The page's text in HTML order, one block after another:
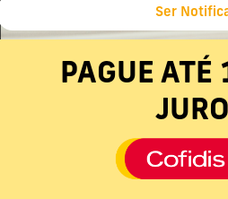
Ser
PAGUE ATÉ